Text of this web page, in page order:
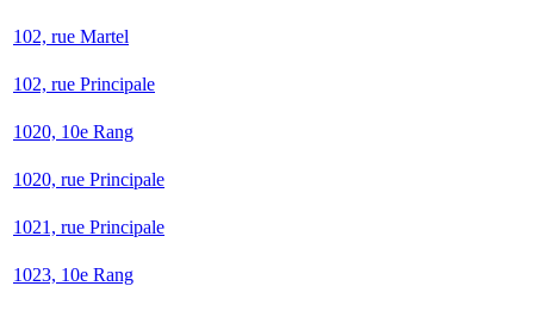
102, rue Martel
102, rue Principale
1020, 10e Rang
1020, rue Principale
1021, rue Principale
1023, 10e Rang